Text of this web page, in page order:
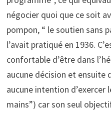
négocier quoi que ce soit
pompon, “ le soutien sans
l’avait pratiqué en 1936.
confortable d’être dans
aucune décision et ensuite
aucune intention d’exercer
mains”) car son seul